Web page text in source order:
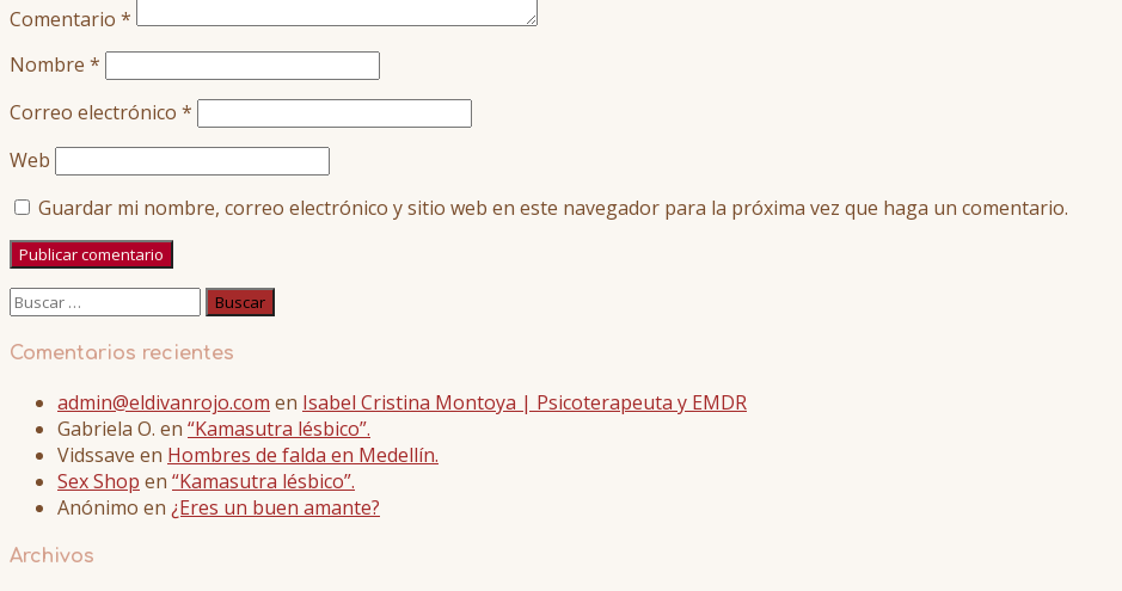
Comentario *
Nombre *
Correo electrónico *
Web
Guardar mi nombre, correo electrónico y sitio web en este navegador para la próxima vez que haga un comentario.
Buscar:
Comentarios recientes
admin@eldivanrojo.com en Isabel Cristina Montoya | Psicoterapeuta y EMDR
Gabriela O. en “Kamasutra lésbico”.
Vidssave en Hombres de falda en Medellín.
Sex Shop en “Kamasutra lésbico”.
Anónimo en ¿Eres un buen amante?
Archivos